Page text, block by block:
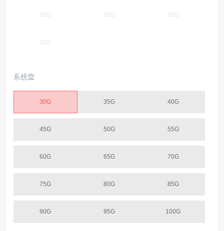
26G 28G 30G
32G
系统盘
30G 35G 40G
45G 50G 55G
60G 65G 70G
75G 80G 85G
90G 95G 100G